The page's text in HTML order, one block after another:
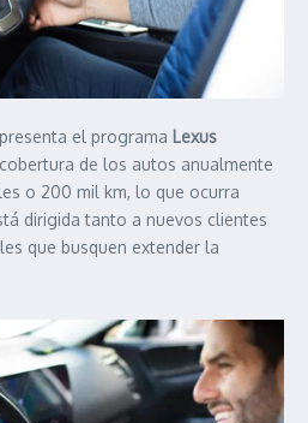
el programa Lexus
de los autos anualmente
o 200 mil km, lo que ocurra
dirigida tanto a nuevos clientes
que busquen extender la